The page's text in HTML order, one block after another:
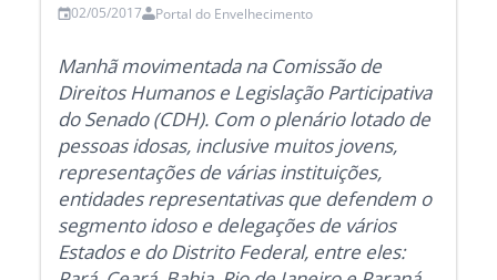
02/05/2017 Portal do Envelhecimento
Manhã movimentada na Comissão de
Direitos Humanos e Legislação Participativa
do Senado (CDH). Com o plenário lotado de
pessoas idosas, inclusive muitos jovens,
representações de várias instituições,
entidades representativas que defendem o
segmento idoso e delegações de vários
Estados e do Distrito Federal, entre eles: